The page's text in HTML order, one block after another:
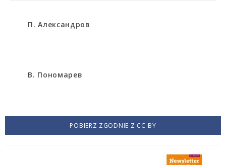
П. Александров
В. Пoномapeв
POBIERZ ZGODNIE Z CC-BY